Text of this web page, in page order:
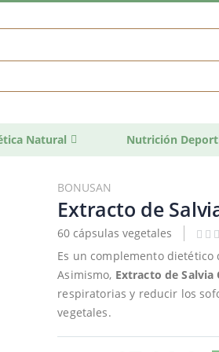
Natural Nutrición
BONUSAN
Extracto de
60 cápsulas vegetales
Es un complemento
Asimismo, Extracto de Salvia
respiratorias y reducir los
vegetales.